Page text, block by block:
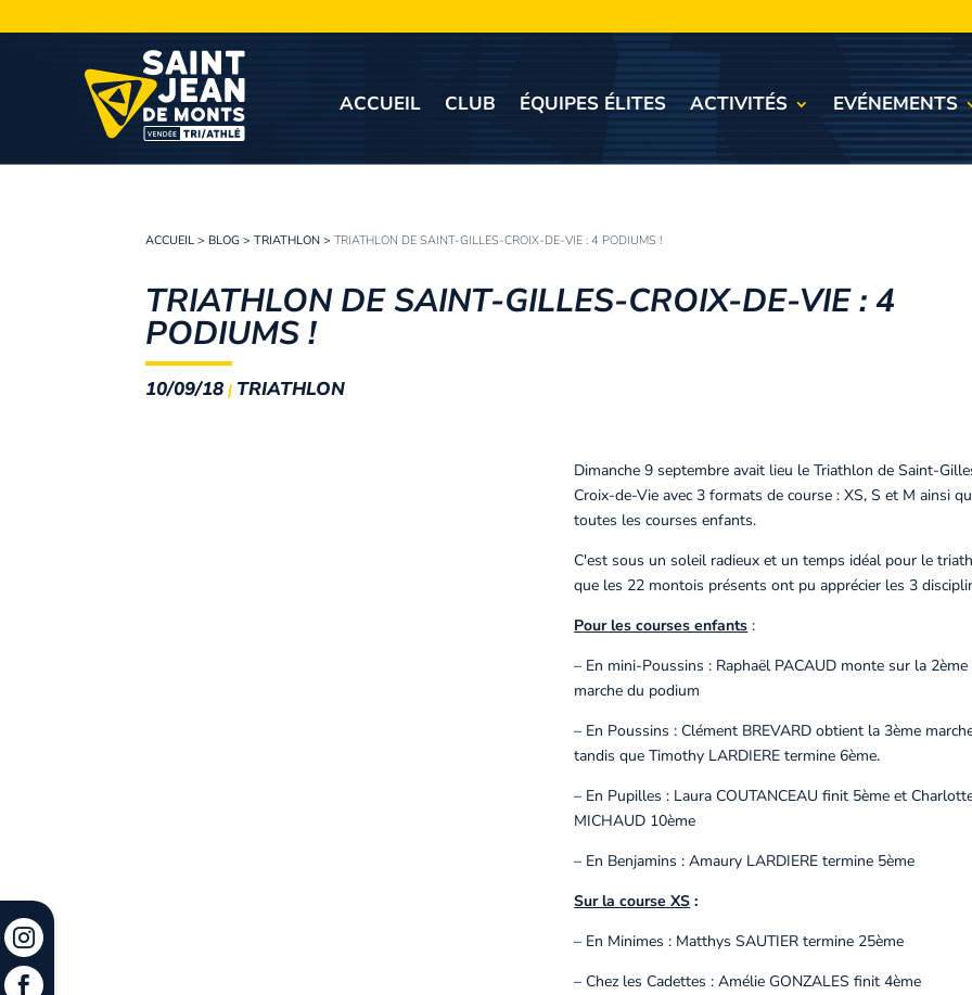
ACCUEIL CLUB ÉQUIPES ÉLITES ACTIVITÉS EVÉNEMENTS
ACCUEIL > BLOG >TRIATHLON >TRIATHLON DE SAINT-GILLES-CROIX-DE-VIE : 4 PODIUMS !
TRIATHLON DE SAINT-GILLES-CROIX-DE-VIE : 4
PODIUMS !
10/09/18 | TRIATHLON
Dimanche 9 septembre avait lieu le Triathlon de Saint-
Croix-de-Vie avec 3 formats de course : XS, S et M ainsi
toutes les courses enfants.
C'est sous un soleil radieux et un temps idéal pour le
que les 22 montois présents ont pu apprécier les 3
Pour les courses enfants :
– En mini-Poussins : Raphaël PACAUD monte sur la 2ème
marche du podium
– En Poussins : Clément BREVARD obtient la 3ème
tandis que Timothy LARDIERE termine 6ème.
– En Pupilles : Laura COUTANCEAU finit 5ème et
MICHAUD 10ème
– En Benjamins : Amaury LARDIERE termine 5ème
Sur la course XS :
– En Minimes : Matthys SAUTIER termine 25ème
– Chez les Cadettes : Amélie GONZALES finit 4ème